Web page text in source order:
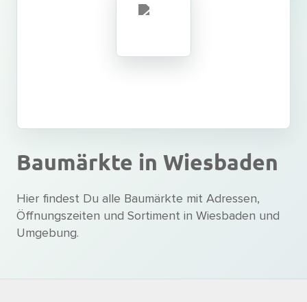
Baumärkte in Wiesbaden
Hier findest Du alle Baumärkte mit Adressen,
Öffnungszeiten und Sortiment in Wiesbaden und
Umgebung.